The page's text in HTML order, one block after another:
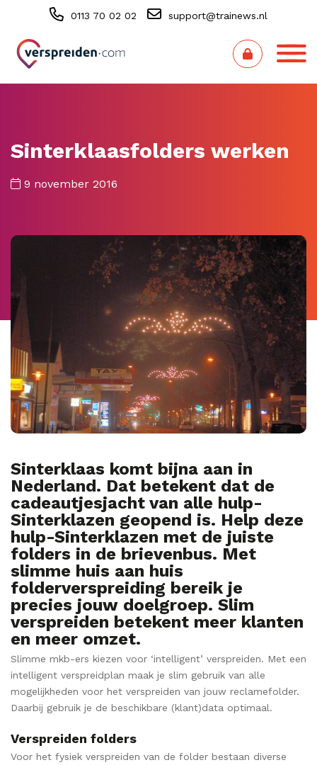
0113 70 02 02 support@trainews.nl
Sinterklaasfolders werken
9 november 2016
Sinterklaas komt bijna aan in
Nederland. Dat betekent dat de
cadeautjesjacht van alle hulp-
Sinterklazen geopend is. Help deze
hulp-Sinterklazen met de juiste
folders in de brievenbus. Met
slimme huis aan huis
folderverspreiding bereik je
precies jouw doelgroep. Slim
verspreiden betekent meer klanten
en meer omzet.
Slimme mkb-ers kiezen voor ‘intelligent’ verspreiden. Met een
intelligent verspreidplan maak je slim gebruik van alle
mogelijkheden voor het verspreiden van jouw reclamefolder.
Daarbij gebruik je de beschikbare (klant)data optimaal.
Verspreiden folders
Voor het fysiek verspreiden van de folder bestaan diverse